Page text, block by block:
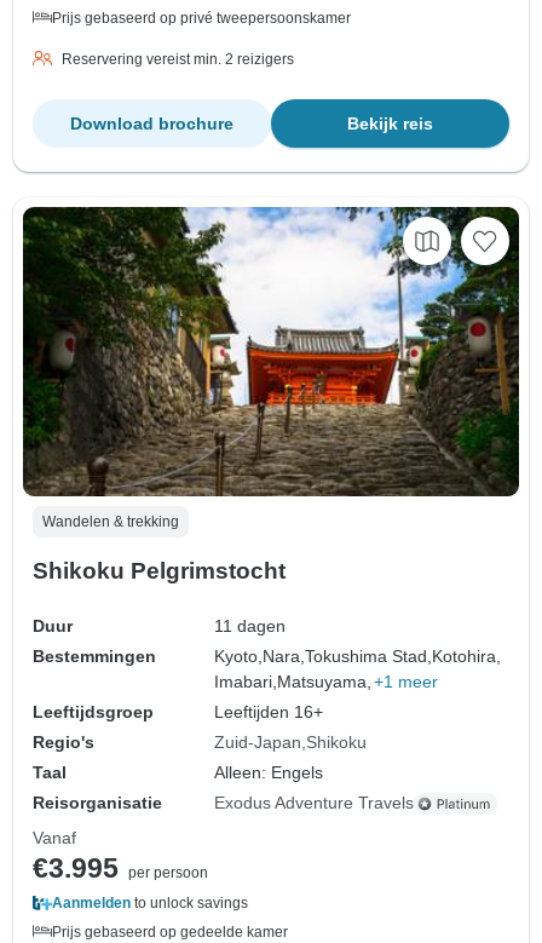
Prijs gebaseerd op privé tweepersoonskamer
Reservering vereist min. 2 reizigers
Bekijk reis
Download brochure
Wandelen & trekking
Shikoku Pelgrimstocht
Duur
11 dagen
Bestemmingen
Kyoto,Nara,Tokushima Stad,Kotohira,
Imabari,Matsuyama, +1 meer
Leeftijdsgroep
Leeftijden 16+
Regio's
Zuid-Japan Shikoku
Taal
Alleen: Engels
Reisorganisatie
Exodus Adventure Travels
Vanaf
€3.995 per persoon
Aanmelden to unlock savings
Prijs gebaseerd op gedeelde kamer